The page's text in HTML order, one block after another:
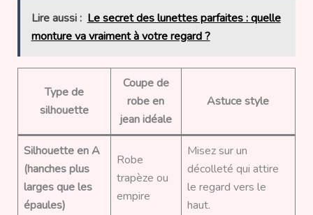
Lire aussi : Le secret des lunettes parfaites : quelle
monture va vraiment à votre regard ?
Type de
silhouette
Coupe de
robe en
jean idéale
Astuce style
Silhouette en A
(hanches plus
larges que les
épaules)
Robe
trapèze ou
empire
Misez sur un
décolleté qui attire
le regard vers le
haut.